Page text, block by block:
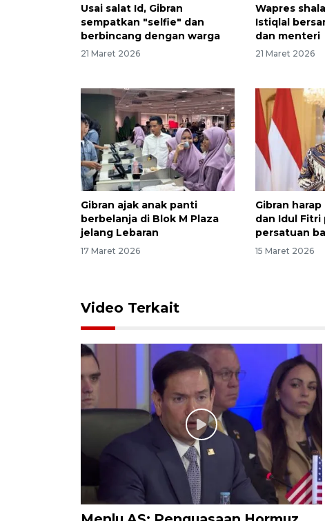
Usai salat Id, Gibran
sempatkan "selfie" dan
berbincang dengan warga
21 Maret 2026
Wapres
Istiqlal
dan menteri
21 Maret 2026
Gibran ajak anak panti
berbelanja di Blok M Plaza
jelang Lebaran
17 Maret 2026
Gibran
dan Idul
persatuan
15 Maret 2026
Video Terkait